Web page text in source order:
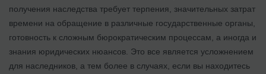
получения наследства требует терпения, значительных затрат
времени на обращение в различные государственные органы,
готовность к сложным бюрократическим процессам, а иногда и
знания юридических нюансов. Это все является усложнением
для наследников, а тем более в случаях, если вы находитесь